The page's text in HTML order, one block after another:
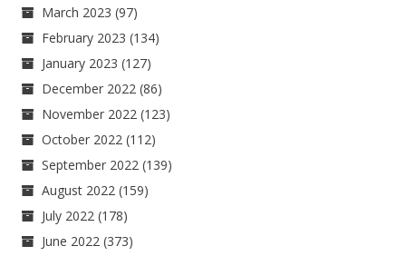
March 2023 (97)
February 2023 (134)
January 2023 (127)
December 2022 (86)
November 2022 (123)
October 2022 (112)
September 2022 (139)
August 2022 (159)
July 2022 (178)
June 2022 (373)